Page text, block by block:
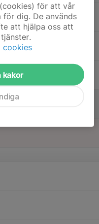
för att vår
dig. De används
att hjälpa oss att
cookies
kakor